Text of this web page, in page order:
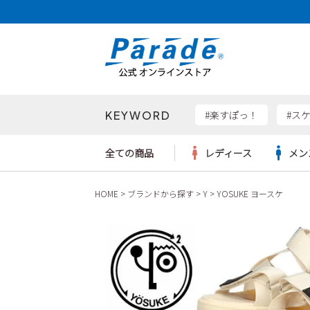
KEYWORD #楽すぽっ！ #ス
検索
全ての商品 レディース
レインシューズ
パンプス
スニーカー
ワー
ブーツ
ウェア
メ
レインシューズ
スニーカー
ビジネス・ドレスシューズ
レインシューズ
スニーカー
スクール
new
asics
瞬足
メンズ新入荷
キッズ新入荷
メンズSALE
キッズSALE
ボディバッグ
ハンドバッグ
ビジネスバッグ
ショ
財布
雑貨
HOME ブランドから探す Y YOSUKE ヨースケ